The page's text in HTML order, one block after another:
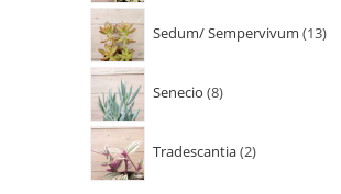
Sedum/ Sempervivum 13
Senecio 8
Tradescantia 2